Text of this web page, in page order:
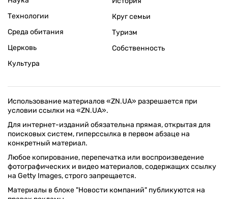
Технологии
Среда обитания
Церковь
Культура
Круг семьи
Туризм
Собственность
Использование материалов «ZN.UA» разрешается при
условии ссылки на «ZN.UA».
Для интернет-изданий обязательна прямая, открытая для
поисковых систем, гиперссылка в первом абзаце на
конкретный материал.
Любое копирование, перепечатка или воспроизведение
фотографических и видео материалов, содержащих ссылку
на Getty Images, строго запрещается.
Материалы в блоке "Новости компаний" публикуются на